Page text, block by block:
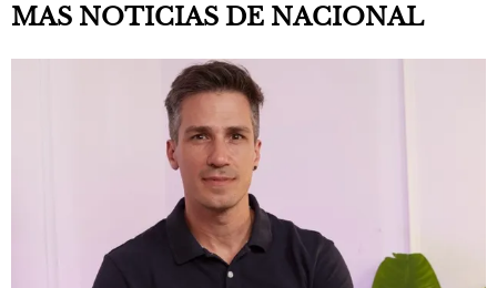
MAS NOTICIAS DE NACIONAL